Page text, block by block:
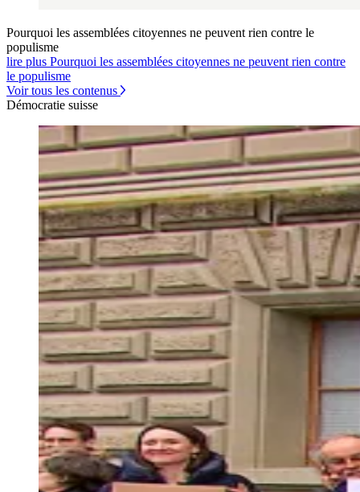
Pourquoi les assemblées citoyennes ne peuvent rien contre le
populisme
lire plus Pourquoi les assemblées citoyennes ne peuvent rien contre
le populisme
Voir tous les contenus
Démocratie suisse